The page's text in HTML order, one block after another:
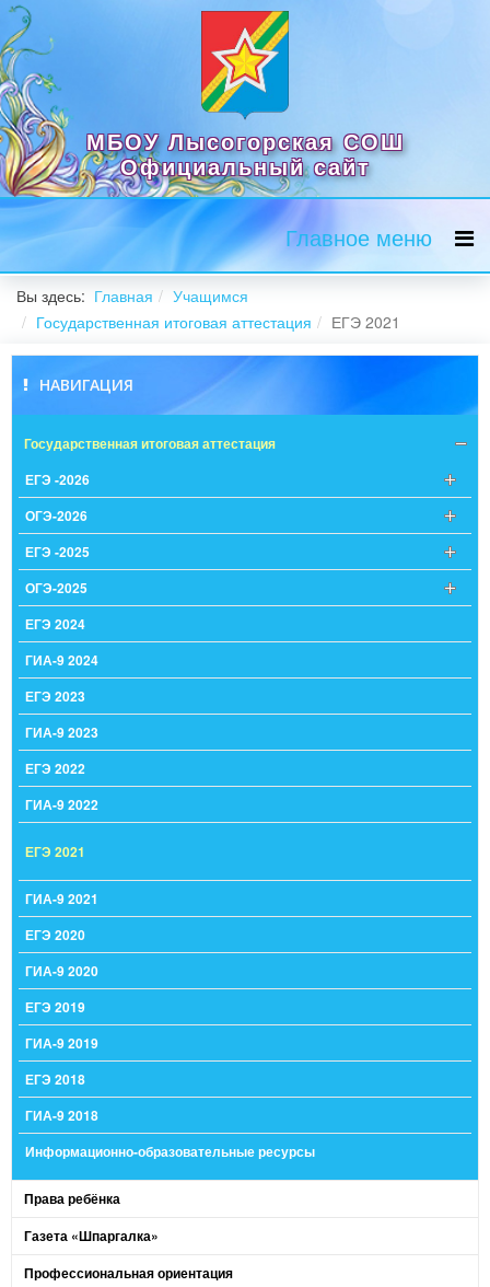
МБОУ Лысогорская СОШ
Официальный сайт
Главное меню
Вы здесь: Главная
Учащимся
Государственная итоговая аттестация
ЕГЭ 2021
НАВИГАЦИЯ
Государственная итоговая аттестация
ЕГЭ -2026
ОГЭ-2026
ЕГЭ -2025
ОГЭ-2025
ЕГЭ 2024
ГИА-9 2024
ЕГЭ 2023
ГИА-9 2023
ЕГЭ 2022
ГИА-9 2022
ЕГЭ 2021
ГИА-9 2021
ЕГЭ 2020
ГИА-9 2020
ЕГЭ 2019
ГИА-9 2019
ЕГЭ 2018
ГИА-9 2018
Информационно-образовательные ресурсы
Права ребёнка
Газета «Шпаргалка»
Профессиональная ориентация